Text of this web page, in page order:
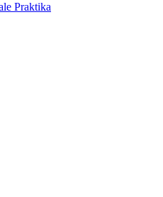
Praktika